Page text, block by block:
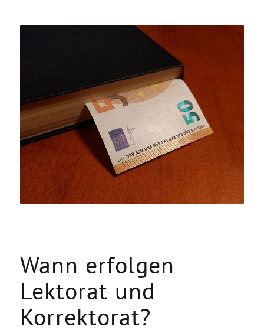
Wann erfolgen
Lektorat und
Korrektorat?